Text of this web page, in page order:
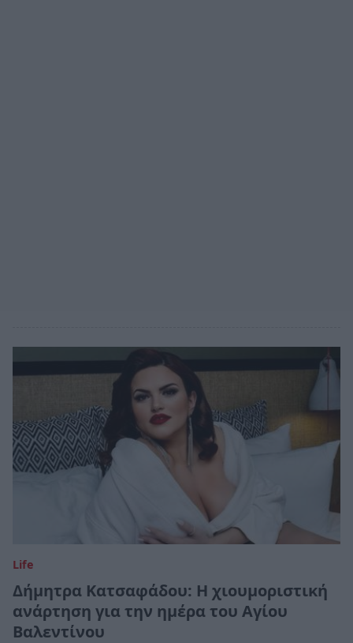
Life
Δήμητρα Κατσαφάδου: H χιουμοριστική
ανάρτηση για την ημέρα του Αγίου
Βαλεντίνου